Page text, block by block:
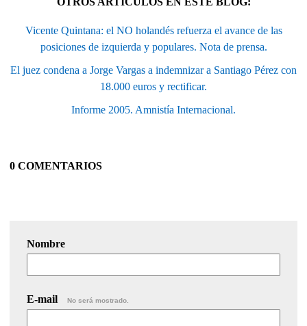
Vicente Quintana: el NO holandés refuerza el avance de las
posiciones de izquierda y populares. Nota de prensa.
El juez condena a Jorge Vargas a indemnizar a Santiago Pérez con
18.000 euros y rectificar.
Informe 2005. Amnistía Internacional.
0 COMENTARIOS
Nombre
E-mail No será mostrado.